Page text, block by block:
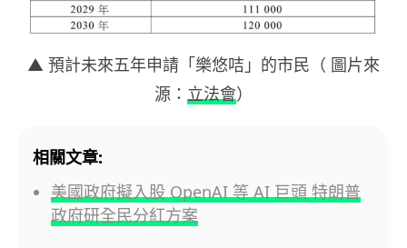
▲ 預計未來五年申請「樂悠咭」的市民（ 圖片來
源： 立法會）
相關文章:
美國政府擬入股 OpenAI 等 AI 巨頭 特朗普
政府研全民分紅方案